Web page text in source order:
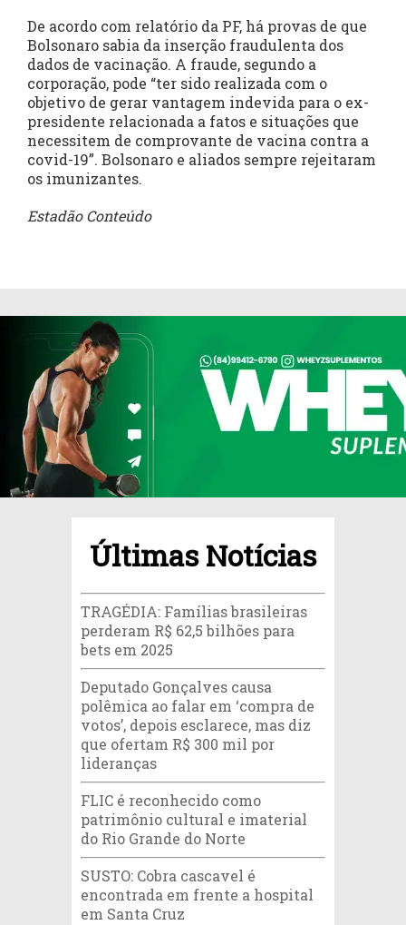
De acordo com relatório da PF, há provas de que
Bolsonaro sabia da inserção fraudulenta dos
dados de vacinação. A fraude, segundo a
corporação, pode “ter sido realizada com o
objetivo de gerar vantagem indevida para o ex-
presidente relacionada a fatos e situações que
necessitem de comprovante de vacina contra a
covid-19”. Bolsonaro e aliados sempre rejeitaram
os imunizantes.
Estadão Conteúdo
Últimas Notícias
TRAGÉDIA: Famílias brasileiras
perderam R$ 62,5 bilhões para
bets em 2025
Deputado Gonçalves causa
polêmica ao falar em ‘compra de
votos’, depois esclarece, mas diz
que ofertam R$ 300 mil por
lideranças
FLIC é reconhecido como
patrimônio cultural e imaterial
do Rio Grande do Norte
SUSTO: Cobra cascavel é
encontrada em frente a hospital
em Santa Cruz